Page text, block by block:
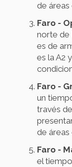
de áreas
Faro -
norte de
es de
es la A2
Faro -
un
través
de áreas
Faro -
el